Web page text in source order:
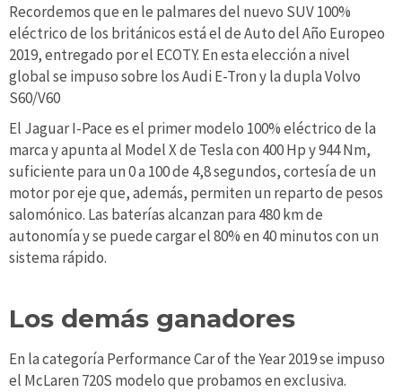
Recordemos que en le palmares del nuevo SUV 100%
eléctrico de los británicos está el de Auto del Año Europeo
2019, entregado por el ECOTY. En esta elección a nivel
global se impuso sobre los Audi E-Tron y la dupla Volvo
S60/V60
El Jaguar I-Pace es el primer modelo 100% eléctrico de la
marca y apunta al Model X de Tesla con 400 Hp y 944 Nm,
suficiente para un 0 a 100 de 4,8 segundos, cortesía de un
motor por eje que, además, permiten un reparto de pesos
salomónico. Las baterías alcanzan para 480 km de
autonomía y se puede cargar el 80% en 40 minutos con un
sistema rápido.
Los demás ganadores
En la categoría Performance Car of the Year 2019 se impuso
el McLaren 720S modelo que probamos en exclusiva.